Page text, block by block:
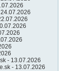
- 13.07.2026
- 13.07.2026